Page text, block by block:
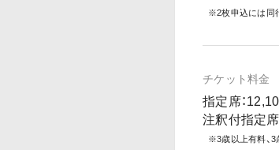
※2枚申込には同
チケット料金
指定席：
注釈付指定席
※3歳以上有料、